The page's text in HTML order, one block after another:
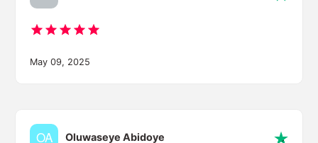
May 09, 2025
Oluwaseye Abidoye